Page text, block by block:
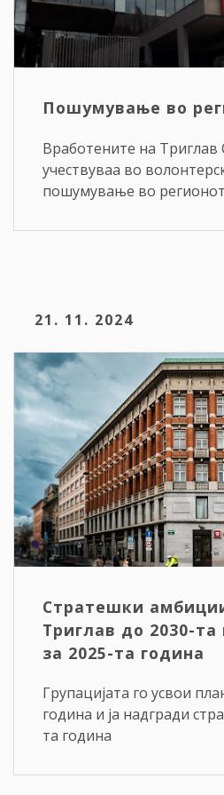
Пошумување во
Вработените на Триглав
учествуваа во
пошумување во
21. 11. 2024
Стратешки
Триглав до 2030-
за 2025-та година
Групацијата го усвои
година и ја надгради
та година